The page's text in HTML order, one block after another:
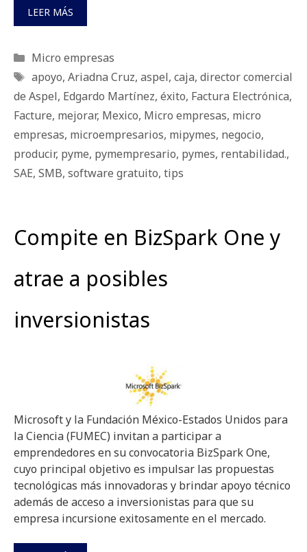
LEER MÁS
Categorías
Micro empresas
Etiquetas
apoyo, Ariadna Cruz, aspel, caja, director comercial
de Aspel, Edgardo Martínez, éxito, Factura Electrónica,
Facture, mejorar, Mexico, Micro empresas, micro
empresas, microempresarios, mipymes, negocio,
producir, pyme, pymempresario, pymes, rentabilidad.,
SAE, SMB, software gratuito, tips
Compite en BizSpark One y
atrae a posibles
inversionistas
Microsoft y la Fundación México-Estados Unidos para
la Ciencia (FUMEC) invitan a participar a
emprendedores en su convocatoria BizSpark One,
cuyo principal objetivo es impulsar las propuestas
tecnológicas más innovadoras y brindar apoyo técnico
además de acceso a inversionistas para que su
empresa incursione exitosamente en el mercado.